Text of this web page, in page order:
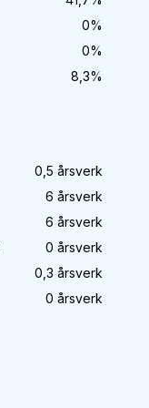
0%
0%
8,3%
0,5 årsverk
6 årsverk
6 årsverk
0 årsverk
0,3 årsverk
0 årsverk